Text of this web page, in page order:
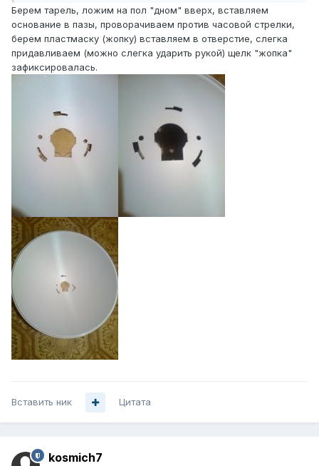
Берем тарель, ложим на пол "дном" вверх, вставляем
основание в пазы, проворачиваем против часовой стрелки,
берем пластмаску (жопку) вставляем в отверстие, слегка
придавливаем (можно слегка ударить рукой) щелк "жопка"
зафиксировалась.
Вставить ник Цитата
kosmich7